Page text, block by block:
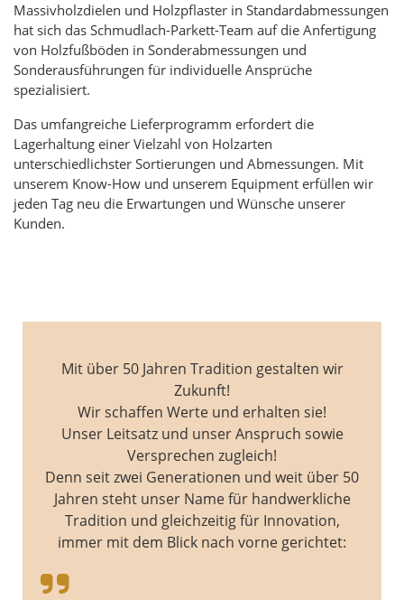
Massivholzdielen und Holzpflaster in Standardabmessungen
hat sich das Schmudlach-Parkett-Team auf die Anfertigung
von Holzfußböden in Sonderabmessungen und
Sonderausführungen für individuelle Ansprüche
spezialisiert.
Das umfangreiche Lieferprogramm erfordert die
Lagerhaltung einer Vielzahl von Holzarten
unterschiedlichster Sortierungen und Abmessungen. Mit
unserem Know-How und unserem Equipment erfüllen wir
jeden Tag neu die Erwartungen und Wünsche unserer
Kunden.
Mit über 50 Jahren Tradition gestalten wir
Zukunft!
Wir schaffen Werte und erhalten sie!
Unser Leitsatz und unser Anspruch sowie
Versprechen zugleich!
Denn seit zwei Generationen und weit über 50
Jahren steht unser Name für handwerkliche
Tradition und gleichzeitig für Innovation,
immer mit dem Blick nach vorne gerichtet: